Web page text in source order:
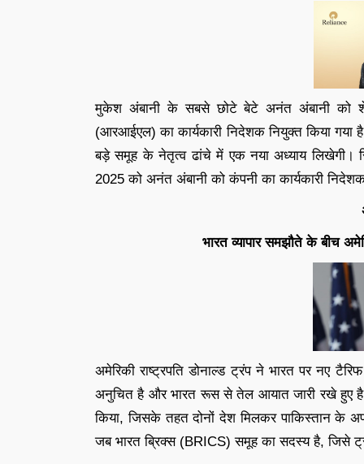
मुकेश अंबानी के सबसे छोटे बेटे अनंत अंबानी को
(आरआईएल) का कार्यकारी निदेशक नियुक्त किया गया
बड़े समूह के नेतृत्व ढांचे में एक नया अध्याय
2025 को अनंत अंबानी को कंपनी का कार्यकारी
भारत व्यापार समझौते के बीच
अमेरिकी राष्ट्रपति डोनाल्ड ट्रंप ने भारत पर नए
अनुचित है और भारत रूस से तेल आयात जारी रखे हुए
किया, जिसके तहत दोनों देश मिलकर पाकिस्तान के
जब भारत ब्रिक्स (BRICS) समूह का सदस्य है, जिसे